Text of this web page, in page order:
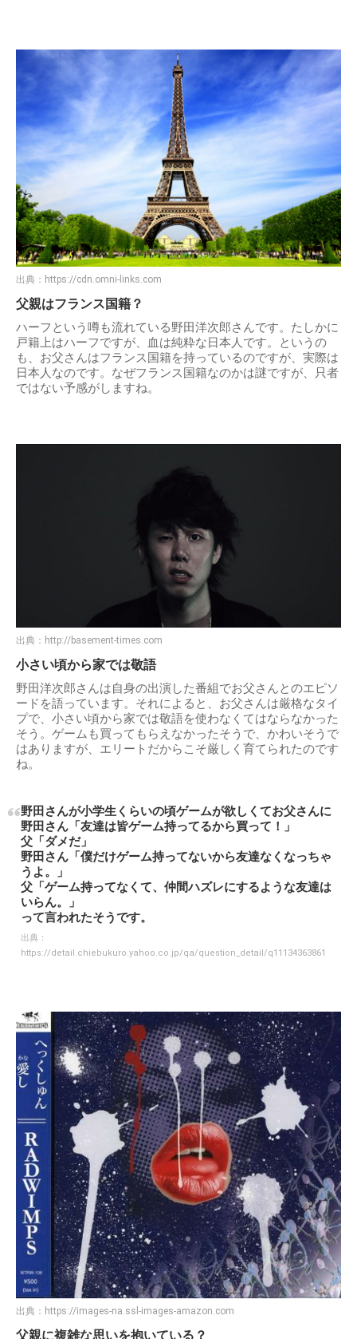
出典： https://cdn.omni-links.com
父親はフランス国籍？
ハーフという噂も流れている野田洋次郎さんです。たしかに
戸籍上はハーフですが、血は純粋な日本人です。というの
も、お父さんはフランス国籍を持っているのですが、実際は
日本人なのです。なぜフランス国籍なのかは謎ですが、只者
ではない予感がしますね。
出典： http://basement-times.com
小さい頃から家では敬語
野田洋次郎さんは自身の出演した番組でお父さんとのエピソ
ードを語っています。それによると、お父さんは厳格なタイ
プで、小さい頃から家では敬語を使わなくてはならなかった
そう。ゲームも買ってもらえなかったそうで、かわいそうで
はありますが、エリートだからこそ厳しく育てられたのです
ね。
野田さんが小学生くらいの頃ゲームが欲しくてお父さんに
野田さん「友達は皆ゲーム持ってるから買って！」
父「ダメだ」
野田さん「僕だけゲーム持ってないから友達なくなっちゃ
うよ。」
父「ゲーム持ってなくて、仲間ハズレにするような友達は
いらん。」
って言われたそうです。
出典：
https://detail.chiebukuro.yahoo.co.jp/qa/question_detail/q11134363861
出典： https://images-na.ssl-images-amazon.com
父親に複雑な思いを抱いている？